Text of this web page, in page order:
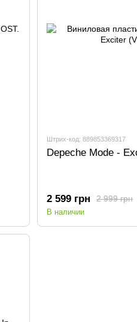
Штрих-код: 889853369317
Depeche Mode -
2 999 грн
2 599 грн
В наличии